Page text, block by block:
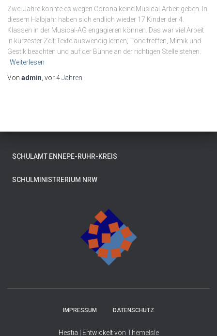
Zwei Jahre konnte es wegen Corona keine Musical-Arbeit geben. In
diesem Halbjahr haben sich endlich wieder 17 Kinder der 4.
Klassen in der Musical-AG engagieren können. Das war viel Arbeit
in kürzester Zeit:Texte auswendig lernen, Töne treffen, Mimik und
Gestik beachten und auf der Bühne an der richtigen Stelle stehen.
Weiterlesen
Von admin , vor4 Jahren
SCHULAMT ENNEPE-RUHR-KREIS
SCHULMINISTRERIUM NRW
IMPRESSUM DATENSCHUTZ
Hestia | Entwickelt von ThemeIsle